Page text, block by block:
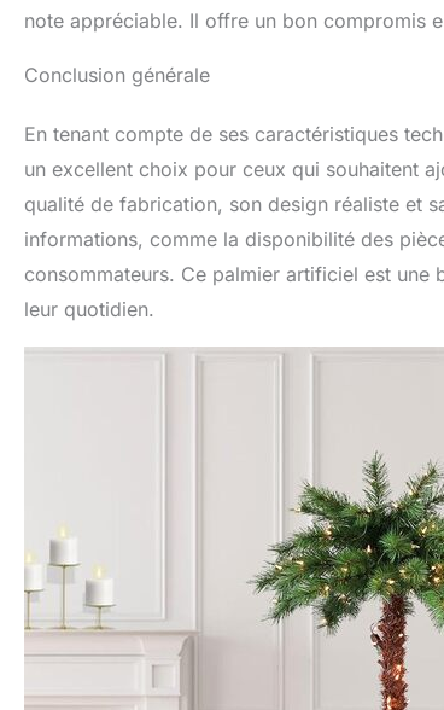
note appréciable. Il offre un bon compromis
Conclusion générale
En tenant compte de ses caractéristiques
un excellent choix pour ceux qui souhaitent
qualité de fabrication, son design réaliste et
informations, comme la disponibilité des
consommateurs. Ce palmier artificiel est
leur quotidien.